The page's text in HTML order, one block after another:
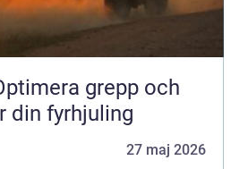
grepp och
din fyrhjuling
27 maj 2026